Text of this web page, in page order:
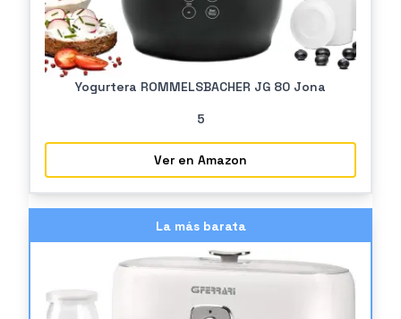
Yogurtera ROMMELSBACHER JG 80 Jona
5
Ver en Amazon
La más barata